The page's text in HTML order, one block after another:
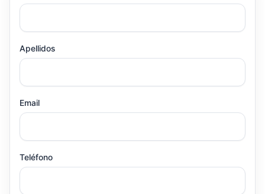
Apellidos
Email
Teléfono